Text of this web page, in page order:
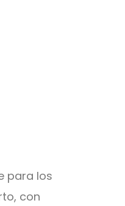
para los
con